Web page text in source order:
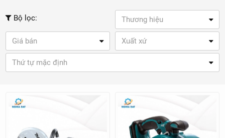
Bộ lọc: Thương hiệu
Giá bán Xuất xứ
Thứ tự mặc định